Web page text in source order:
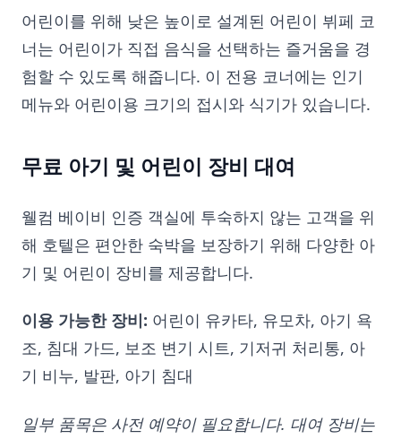
어린이를 위해 낮은 높이로 설계된 어린이 뷔페 코
너는 어린이가 직접 음식을 선택하는 즐거움을 경
험할 수 있도록 해줍니다. 이 전용 코너에는 인기
메뉴와 어린이용 크기의 접시와 식기가 있습니다.
무료 아기 및 어린이 장비 대여
웰컴 베이비 인증 객실에 투숙하지 않는 고객을 위
해 호텔은 편안한 숙박을 보장하기 위해 다양한 아
기 및 어린이 장비를 제공합니다.
이용 가능한 장비: 어린이 유카타, 유모차, 아기 욕
조, 침대 가드, 보조 변기 시트, 기저귀 처리통, 아
기 비누, 발판, 아기 침대
일부 품목은 사전 예약이 필요합니다. 대여 장비는